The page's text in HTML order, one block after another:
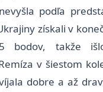
podľa
získali v
bodov, takže
v šiestom
dobre a až